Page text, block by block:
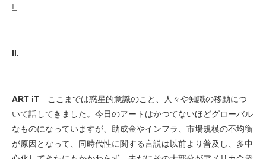
I.
II.
ART iT ここまでは惑星的意識のこと、人々や知識の移動につ
いて話してきました。今日のアートはかつてないほどグローバル
なものになっていますが、助成金やインフラ、市場規模の不均衡
が原因となって、同時代性に関する言説は以前より普及し、多中